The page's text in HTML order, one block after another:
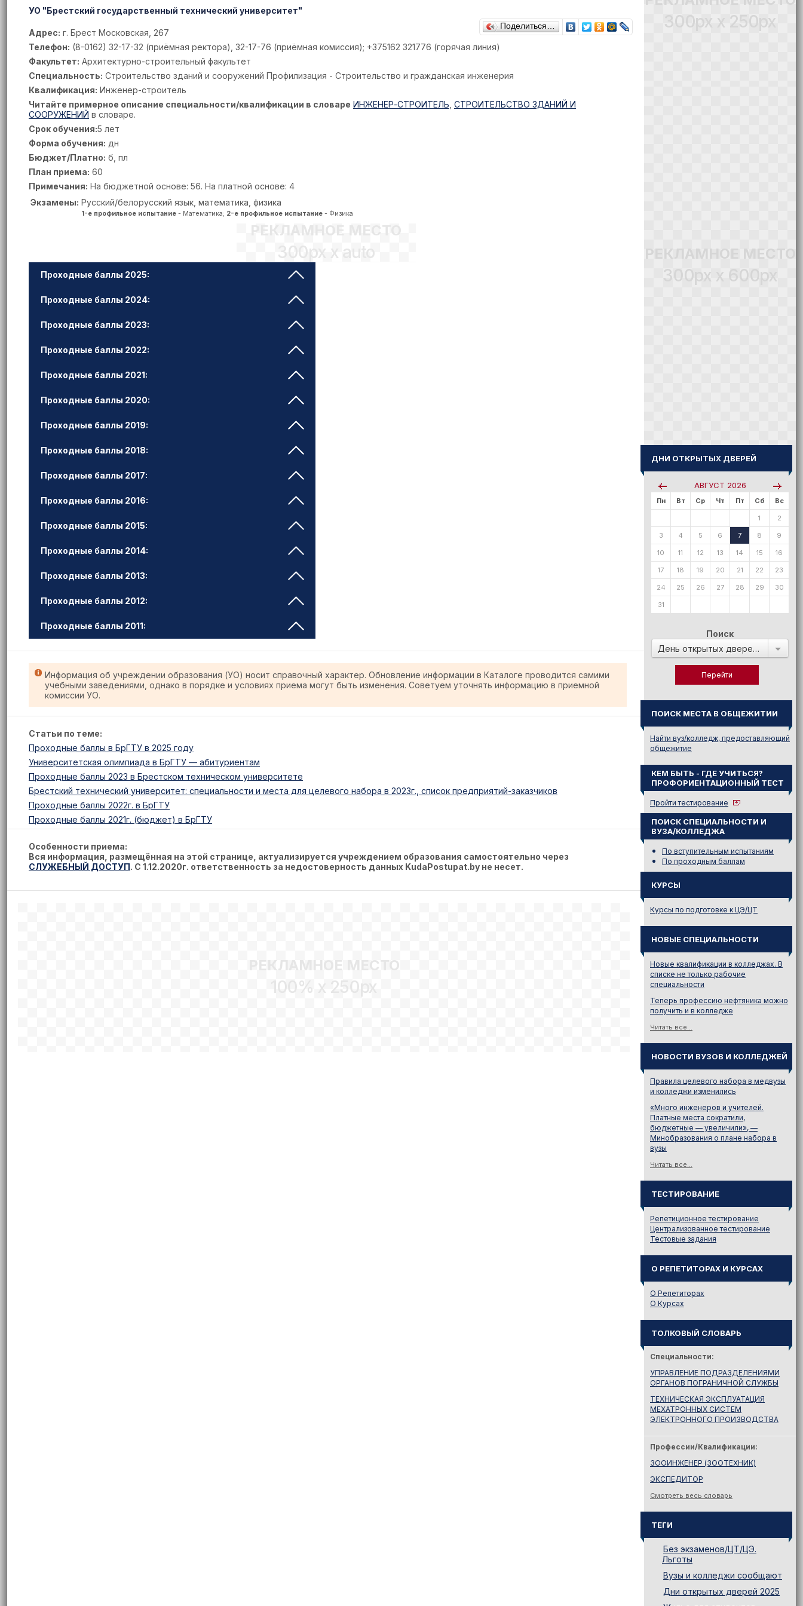
УО "Брестский государственный технический университет"
Поделиться…
Адрес: г. Брест Московская, 267
Телефон: (8-0162) 32-17-32 (приёмная ректора), 32-17-76 (приёмная комиссия); +375162 321776 (горячая линия)
Факультет: Архитектурно-строительный факультет
Специальность: Строительство зданий и сооружений Профилизация - Строительство и гражданская инженерия
Квалификация: Инженер-строитель
Читайте примерное описание специальности/квалификации в словаре ИНЖЕНЕР-СТРОИТЕЛЬ СТРОИТЕЛЬСТВО ЗДАНИЙ И
СООРУЖЕНИЙ в словаре.
Срок обучения:5 лет
Форма обучения: дн
Бюджет/Платно: б, пл
План приема: 60
Примечания: На бюджетной основе: 56. На платной основе: 4
Экзамены: Русский/белорусский язык, математика, физика
1-е профильное испытание - Математика; 2-е профильное испытание - Физика
РЕКЛАМНОЕ МЕСТО
300px x auto
Проходные баллы 2025:
Проходные баллы 2024:
Проходные баллы 2023:
Проходные баллы 2022:
Проходные баллы 2021:
Проходные баллы 2020:
Проходные баллы 2019:
Проходные баллы 2018:
Проходные баллы 2017:
Проходные баллы 2016:
Проходные баллы 2015:
Проходные баллы 2014:
Проходные баллы 2013:
Проходные баллы 2012:
Проходные баллы 2011:
Информация об учреждении образования (УО) носит справочный характер. Обновление информации в Каталоге проводится самими
учебными заведениями, однако в порядке и условиях приема могут быть изменения. Советуем уточнять информацию в приемной
комиссии УО.
Статьи по теме:
Проходные баллы в БрГТУ в 2025 году
Университетская олимпиада в БрГТУ — абитуриентам
Проходные баллы 2023 в Брестском техническом университете
Брестский технический университет: специальности и места для целевого набора в 2023г., список предприятий-заказчиков
Проходные баллы 2022г. в БрГТУ
Проходные баллы 2021г. (бюджет) в БрГТУ
Особенности приема:
Вся информация, размещённая на этой странице, актуализируется учреждением образования самостоятельно через
СЛУЖЕБНЫЙ ДОСТУП. С 1.12.2020г. ответственность за недостоверность данных KudaPostupat.by не несет.
РЕКЛАМНОЕ МЕСТО
100% x 250px
300px x 250px
РЕКЛАМНОЕ МЕСТО
300px x 600px
ДНИ ОТКРЫТЫХ ДВЕРЕЙ
АВГУСТ 2026
Пн Вт Ср Чт Пт Сб Вс
1 2
3 4 5 6 7 8 9
10 11 12 13 14 15 16
17 18 19 20 21 22 23
24 25 26 27 28 29 30
31
Поиск
День открытых дверей в:
ПОИСК МЕСТА В ОБЩЕЖИТИИ
Найти вуз/колледж, предоставляющий
общежитие
КЕМ БЫТЬ - ГДЕ УЧИТЬСЯ?
ПРОФОРИЕНТАЦИОННЫЙ ТЕСТ
Пройти тестирование
ПОИСК СПЕЦИАЛЬНОСТИ И
ВУЗА/КОЛЛЕДЖА
По вступительным испытаниям
По проходным баллам
КУРСЫ
Курсы по подготовке к ЦЭ/ЦТ
НОВЫЕ СПЕЦИАЛЬНОСТИ
Новые квалификации в колледжах. В
списке не только рабочие
специальности
Теперь профессию нефтяника можно
получить и в колледже
Читать все...
НОВОСТИ ВУЗОВ И КОЛЛЕДЖЕЙ
Правила целевого набора в медвузы
и колледжи изменились
«Много инженеров и учителей.
Платные места сократили,
бюджетные — увеличили», —
Минобразования о плане набора в
вузы
Читать все...
ТЕСТИРОВАНИЕ
Репетиционное тестирование
Централизованное тестирование
Тестовые задания
О РЕПЕТИТОРАХ И КУРСАХ
О Репетиторах
О Курсах
ТОЛКОВЫЙ СЛОВАРЬ
Специальности:
УПРАВЛЕНИЕ ПОДРАЗДЕЛЕНИЯМИ
ОРГАНОВ ПОГРАНИЧНОЙ СЛУЖБЫ
ТЕХНИЧЕСКАЯ ЭКСПЛУАТАЦИЯ
МЕХАТРОННЫХ СИСТЕМ
ЭЛЕКТРОННОГО ПРОИЗВОДСТВА
Профессии/Квалификации:
ЗООИНЖЕНЕР (ЗООТЕХНИК)
ЭКСПЕДИТОР
Смотреть весь словарь
ТЕГИ
Без экзаменов/ЦТ/ЦЭ.
Льготы
Вузы и колледжи сообщают
Дни открытых дверей 2025